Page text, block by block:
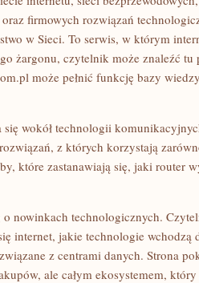
firmowych rozwiązań
w Sieci. To serwis, w którym
żargonu, czytelnik może znaleźć tu
może pełnić funkcję bazy
się wokół technologii
z których korzystają
które zastanawiają się, jaki router
nowinkach technologicznych.
internet, jakie technologie wchodzą
z centrami danych. Strona
ale całym ekosystemem,